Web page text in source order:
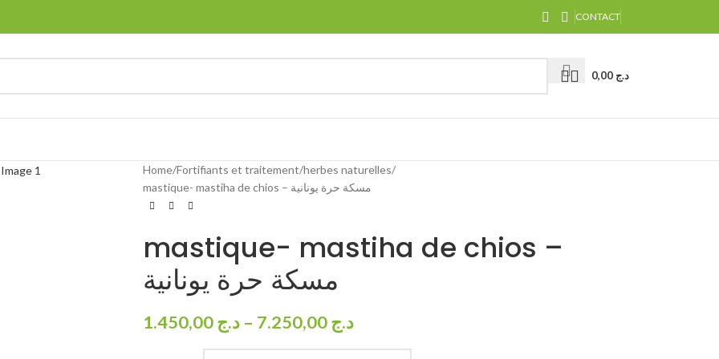
CONTACT
د.ج
Home Fortifiants et traitement herbes naturelles
mastique- mastiha de chios – مسكة حرة يونانية
mastique- mastiha de chios –
مسكة حرة يونانية
د.ج1.450,00 – د.ج7.250,00